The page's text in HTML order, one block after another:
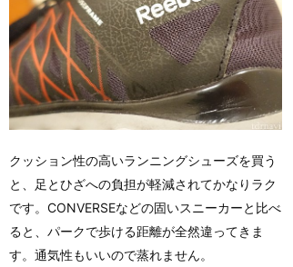
クッション性の高いランニングシューズを買う
と、足とひざへの負担が軽減されてかなりラク
です。CONVERSEなどの固いスニーカーと比べ
ると、パークで歩ける距離が全然違ってきま
す。通気性もいいので蒸れません。